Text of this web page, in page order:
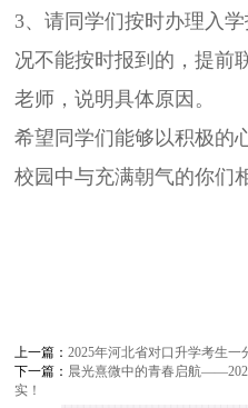
3、请同学们按时办理入
况不能按时报到的，提前
老师，说明具体原因。
希望同学们能够以积极的
校园中与充满朝气的你们
上一篇：2025年河北省对口升学考生一
下一篇： 晨光熹微中的青春启航
实！